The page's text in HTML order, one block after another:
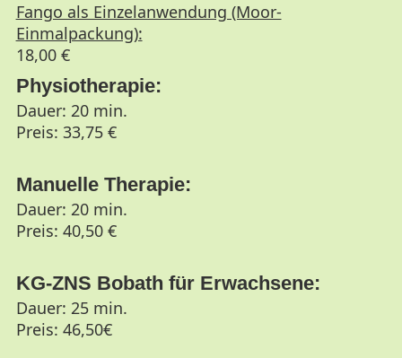
Fango als Einzelanwendung (Moor-
Einmalpackung):
18,00 €
Physiotherapie:
Dauer: 20 min.
Preis: 33,75 €
Manuelle Therapie:
Dauer: 20 min.
Preis: 40,50 €
KG-ZNS Bobath für Erwachsene:
Dauer: 25 min.
Preis: 46,50€